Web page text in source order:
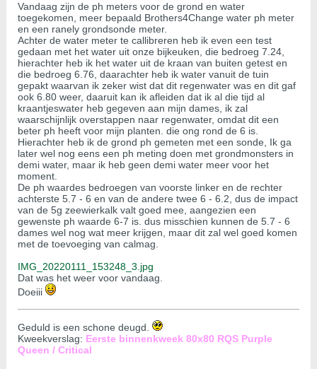
Vandaag zijn de ph meters voor de grond en water
toegekomen, meer bepaald Brothers4Change water ph meter
en een ranely grondsonde meter.
Achter de water meter te callibreren heb ik even een test
gedaan met het water uit onze bijkeuken, die bedroeg 7.24,
hierachter heb ik het water uit de kraan van buiten getest en
die bedroeg 6.76, daarachter heb ik water vanuit de tuin
gepakt waarvan ik zeker wist dat dit regenwater was en dit gaf
ook 6.80 weer, daaruit kan ik afleiden dat ik al die tijd al
kraantjeswater heb gegeven aan mijn dames, ik zal
waarschijnlijk overstappen naar regenwater, omdat dit een
beter ph heeft voor mijn planten. die ong rond de 6 is.
Hierachter heb ik de grond ph gemeten met een sonde, Ik ga
later wel nog eens een ph meting doen met grondmonsters in
demi water, maar ik heb geen demi water meer voor het
moment.
De ph waardes bedroegen van voorste linker en de rechter
achterste 5.7 - 6 en van de andere twee 6 - 6.2, dus de impact
van de 5g zeewierkalk valt goed mee, aangezien een
gewenste ph waarde 6-7 is. dus misschien kunnen de 5.7 - 6
dames wel nog wat meer krijgen, maar dit zal wel goed komen
met de toevoeging van calmag.
IMG_20220111_153248_3.jpg
Dat was het weer voor vandaag.
Doeiii
Geduld is een schone deugd.
Kweekverslag: Eerste binnenkweek 80x80 RQS Purple
Queen / Critical